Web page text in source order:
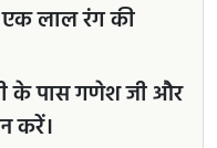
लाल रंग की
के पास गणेश जी और
करें।